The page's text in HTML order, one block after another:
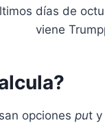
días de
viene
opciones put y